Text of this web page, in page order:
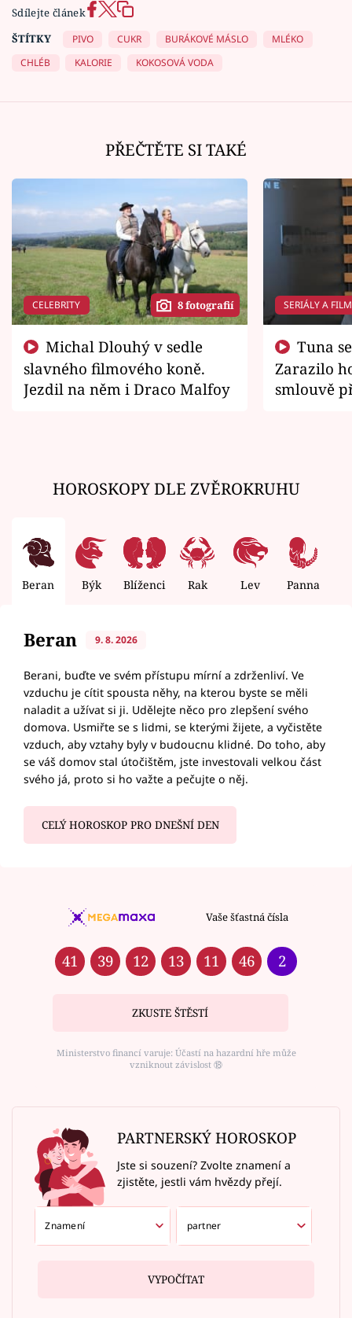
Sdílejte článek
ŠTÍTKY
PIVO CUKR BURÁKOVÉ MÁSLO
MLÉKO
CHLÉB
KALORIE KOKOSOVÁ VODA
PŘEČTĚTE SI TAKÉ
CELEBRITY 8 fotografií
slavného filmového koně.
Jezdil na něm i Draco Malfoy
SERIÁLY A
Zarazilo
smlouvě
HOROSKOPY DLE ZVĚROKRUHU
Beran Býk Blíženci Rak Lev Panna
Beran 9. 8. 2026
Berani, buďte ve svém přístupu mírní a zdrženliví. Ve
vzduchu je cítit spousta něhy, na kterou byste se měli
naladit a užívat si ji. Udělejte něco pro zlepšení svého
domova. Usmiřte se s lidmi, se kterými žijete, a vyčistěte
vzduch, aby vztahy byly v budoucnu klidné. Do toho, aby
se váš domov stal útočištěm, jste investovali velkou část
svého já, proto si ho važte a pečujte o něj.
CELÝ HOROSKOP PRO DNEŠNÍ DEN
Vaše šťastná čísla
41 39 12 13 11 46 2
ZKUSTE ŠTĚSTÍ
Ministerstvo financí varuje: Účastí na hazardní hře může
vzniknout závislost ⑱
PARTNERSKÝ HOROSKOP
Jste si souzení? Zvolte znamení a
zjistěte, jestli vám hvězdy přejí.
VYPOČÍTAT